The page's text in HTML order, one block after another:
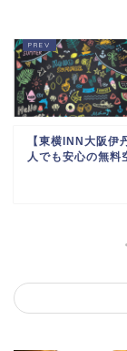
【東横INN大阪伊
人でも安心の無